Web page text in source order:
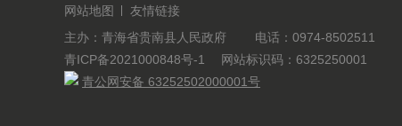
网站地图
友情链接
主办：青海省贵南县人民政府 电话：0974-8502511
青ICP备2021000848号-1
网站标识码：6325250001
青公网安备 63252502000001号